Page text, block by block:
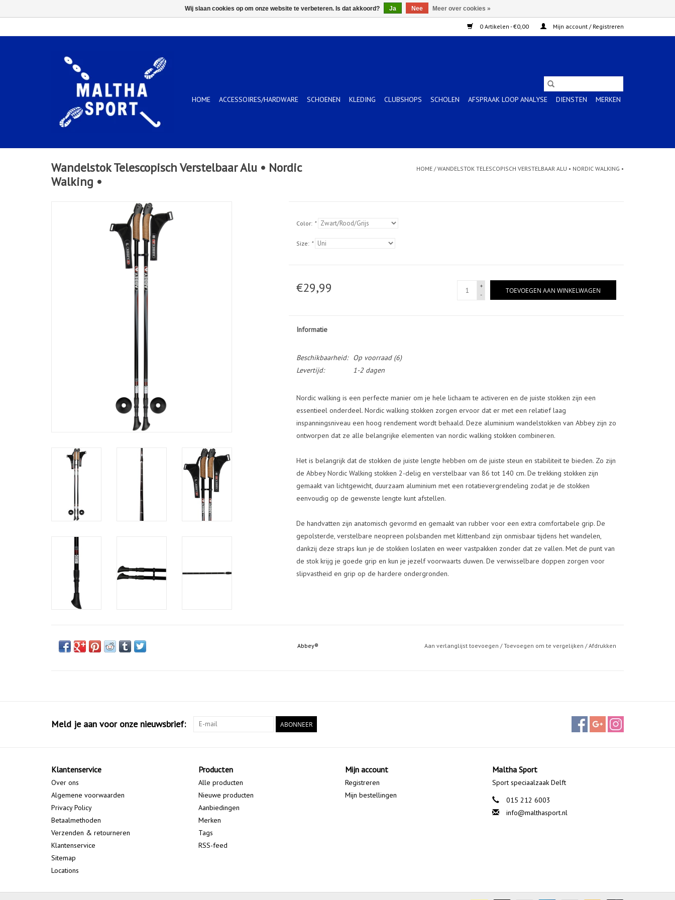
0 Artikelen - €0,00 Mijn account / Registreren
HOME ACCESSOIRES/HARDWARE SCHOENEN KLEDING CLUBSHOPS SCHOLEN AFSPRAAK LOOP ANALYSE DIENSTEN MERKEN
Wandelstok Telescopisch Verstelbaar Alu • Nordic
Walking •
HOME /WANDELSTOK TELESCOPISCH VERSTELBAAR ALU • NORDIC WALKING •
Color: *
Size: *
€29,99
+
-
TOEVOEGEN AAN WINKELWAGEN
Informatie
Beschikbaarheid: Op voorraad(6)
Levertijd:
1-2 dagen
Nordic walking is een perfecte manier om je hele lichaam te activeren en de juiste stokken zijn een
essentieel onderdeel. Nordic walking stokken zorgen ervoor dat er met een relatief laag
inspanningsniveau een hoog rendement wordt behaald. Deze aluminium wandelstokken van Abbey zijn zo
ontworpen dat ze alle belangrijke elementen van nordic walking stokken combineren.
Het is belangrijk dat de stokken de juiste lengte hebben om de juiste steun en stabiliteit te bieden. Zo zijn
de Abbey Nordic Walking stokken 2-delig en verstelbaar van 86 tot 140 cm. De trekking stokken zijn
gemaakt van lichtgewicht, duurzaam aluminium met een rotatievergrendeling zodat je de stokken
eenvoudig op de gewenste lengte kunt afstellen.
De handvatten zijn anatomisch gevormd en gemaakt van rubber voor een extra comfortabele grip. De
gepolsterde, verstelbare neopreen polsbanden met klittenband zijn onmisbaar tijdens het wandelen,
dankzij deze straps kun je de stokken loslaten en weer vastpakken zonder dat ze vallen. Met de punt van
de stok krijg je goede grip en kun je jezelf voorwaarts duwen. De verwisselbare doppen zorgen voor
slipvastheid en grip op de hardere ondergronden.
Abbey® Aan verlanglijst toevoegen /Toevoegen om te vergelijken /Afdrukken
Meld je aan voor onze nieuwsbrief: ABONNEER
Klantenservice
Over ons
Algemene voorwaarden
Privacy Policy
Betaalmethoden
Verzenden & retourneren
Klantenservice
Sitemap
Locations
Producten
Alle producten
Nieuwe producten
Aanbiedingen
Merken
Tags
RSS-feed
Mijn account
Registreren
Mijn bestellingen
Maltha Sport
Sport speciaalzaak Delft
015 212 6003
info@malthasport.nl
Wij slaan cookies op om onze website te verbeteren. Is dat akkoord? Ja Nee Meer over cookies »